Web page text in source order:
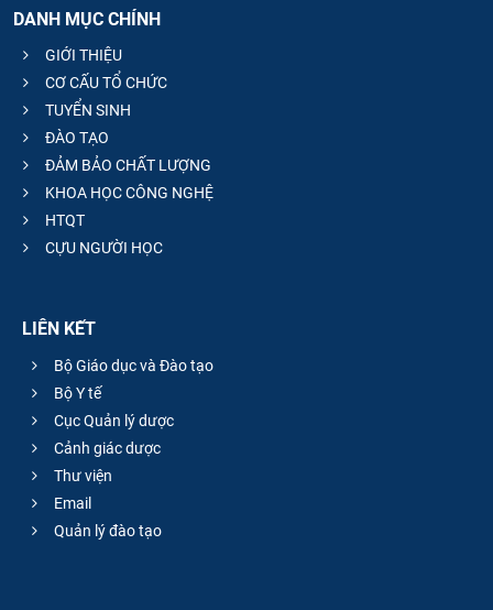
DANH MỤC CHÍNH
GIỚI THIỆU
CƠ CẤU TỔ CHỨC
TUYỂN SINH
ĐÀO TẠO
ĐẢM BẢO CHẤT LƯỢNG
KHOA HỌC CÔNG NGHỆ
HTQT
CỰU NGƯỜI HỌC
LIÊN KẾT
Bộ Giáo dục và Đào tạo
Bộ Y tế
Cục Quản lý dược
Cảnh giác dược
Thư viện
Email
Quản lý đào tạo